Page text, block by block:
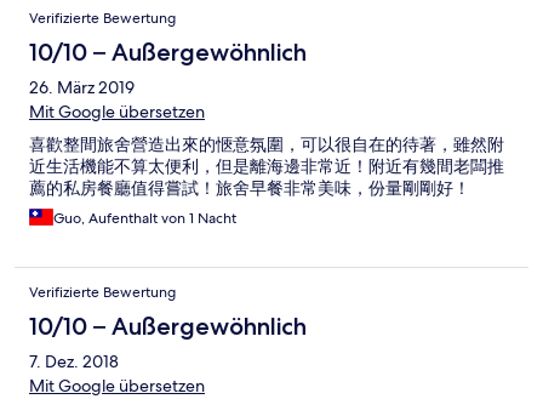
Verifizierte Bewertung
10/10 – Außergewöhnlich
26. März 2019
Mit Google übersetzen
喜歡整間旅舍營造出來的愜意氛圍，可以很自在的待著，雖然附
近生活機能不算太便利，但是離海邊非常近！附近有幾間老闆推
薦的私房餐廳值得嘗試！旅舍早餐非常美味，份量剛剛好！
Guo, Aufenthalt von 1 Nacht
Verifizierte Bewertung
10/10 – Außergewöhnlich
7. Dez. 2018
Mit Google übersetzen